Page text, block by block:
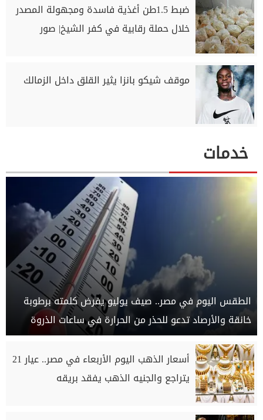
ضبط 1.5طن أغذية فاسدة ومجهولة المصدر
خلال حملة رقابية في كفر الشيخ| صور
موقف شيكو بانزا يثير القلق داخل الزمالك
خدمات
الطقس اليوم في مصر.. صيف يوليو يفرض كلمته برطوبة
خانقة والأرصاد تدعو للحذر من الحرارة في ساعات الذروة
أسعار الذهب اليوم الأربعاء في مصر.. عيار 21
يتراجع والجنيه الذهب يفقد بريقه